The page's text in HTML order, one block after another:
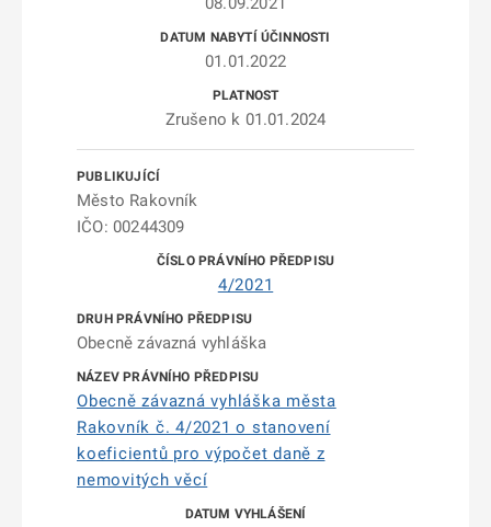
01.01.2022
Zrušeno k 01.01.2024
Město Rakovník
IČO: 00244309
4/2021
Obecně závazná vyhláška
Obecně závazná vyhláška města
Rakovník č. 4/2021 o stanovení
koeficientů pro výpočet daně z
nemovitých věcí